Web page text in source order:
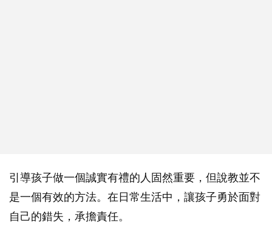
引導孩子做一個誠實有禮的人固然重要，但說教並不
是一個有效的方法。在日常生活中，讓孩子勇於面對
自己的錯失，承擔責任。